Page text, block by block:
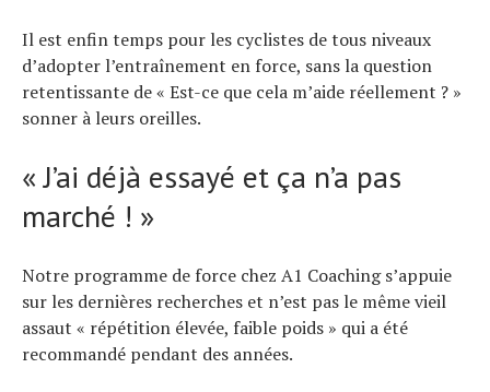
Il est enfin temps pour les cyclistes de tous niveaux
d’adopter l’entraînement en force, sans la question
retentissante de « Est-ce que cela m’aide réellement ? »
sonner à leurs oreilles.
« J’ai déjà essayé et ça n’a pas
marché ! »
Notre programme de force chez A1 Coaching s’appuie
sur les dernières recherches et n’est pas le même vieil
assaut « répétition élevée, faible poids » qui a été
recommandé pendant des années.
Actualités
Technologies
Conseils
Tous nos articles
À propos